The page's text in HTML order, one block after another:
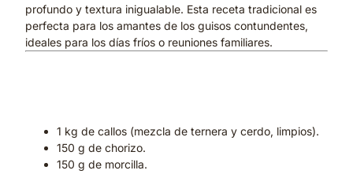
profundo y textura inigualable. Esta receta tradicional es
perfecta para los amantes de los guisos contundentes,
ideales para los días fríos o reuniones familiares.
1 kg de callos (mezcla de ternera y cerdo, limpios).
150 g de chorizo.
150 g de morcilla.